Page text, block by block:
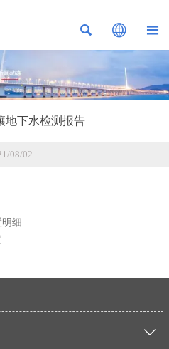
  
地下水检测报告
08/02
细
